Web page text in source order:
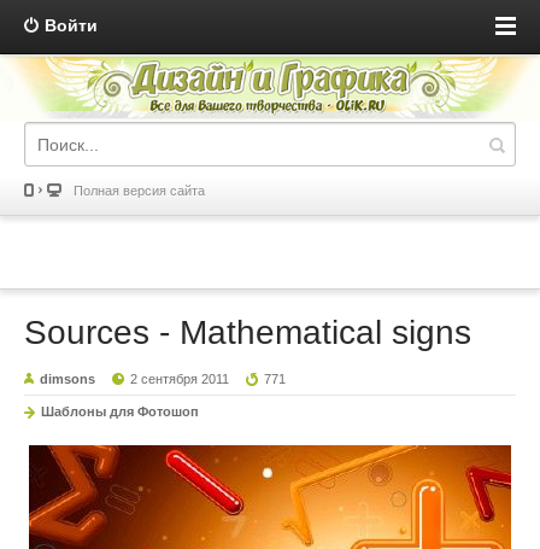
Войти
Полная версия сайта
Sources - Mathematical signs
dimsons 2 сентября 2011 771
Шаблоны для Фотошоп